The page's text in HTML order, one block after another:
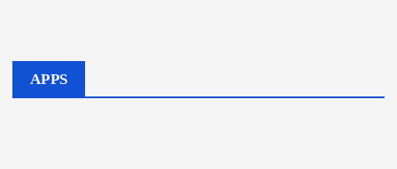
APPS